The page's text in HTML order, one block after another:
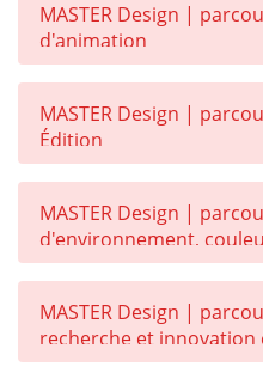
MASTER Design |
d'animation
MASTER Design |
Édition
MASTER Design |
d'environnement,
MASTER Design |
recherche et innovation
matière